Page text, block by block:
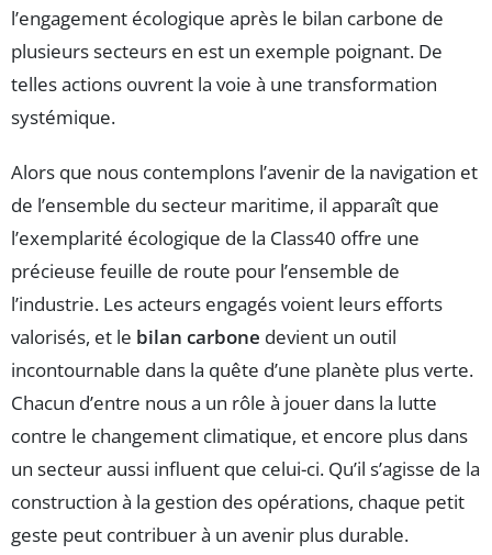
l’engagement écologique après le bilan carbone de
plusieurs secteurs en est un exemple poignant. De
telles actions ouvrent la voie à une transformation
systémique.
Alors que nous contemplons l’avenir de la navigation et
de l’ensemble du secteur maritime, il apparaît que
l’exemplarité écologique de la Class40 offre une
précieuse feuille de route pour l’ensemble de
l’industrie. Les acteurs engagés voient leurs efforts
valorisés, et le bilan carbone devient un outil
incontournable dans la quête d’une planète plus verte.
Chacun d’entre nous a un rôle à jouer dans la lutte
contre le changement climatique, et encore plus dans
un secteur aussi influent que celui-ci. Qu’il s’agisse de la
construction à la gestion des opérations, chaque petit
geste peut contribuer à un avenir plus durable.